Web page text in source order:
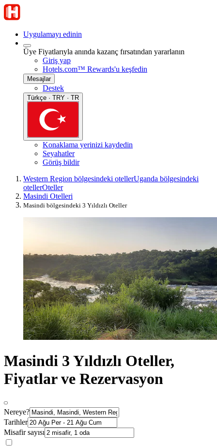
Uygulamayı edinin
Üye Fiyatlarıyla anında kazanç fırsatından yararlanın
Giriş yap
Hotels.com™ Rewards'u keşfedin
Mesajlar
Destek
Türkçe · TRY · TR
Konaklama yerinizi kaydedin
Seyahatler
Görüş bildir
Western Region bölgesindeki otellerUganda bölgesindeki
otellerOteller
Masindi Otelleri
Masindi bölgesindeki 3 Yıldızlı Oteller
Masindi 3 Yıldızlı Oteller,
Fiyatlar ve Rezervasyon
Nereye?
Tarihler
Misafir sayısı